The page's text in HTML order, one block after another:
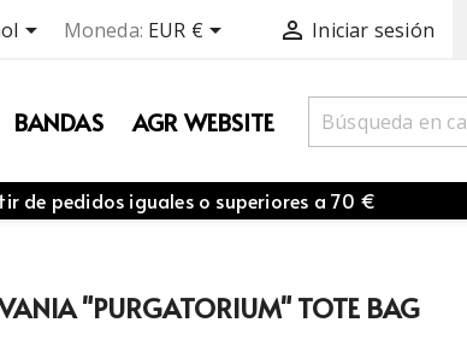
 Moneda: EUR €  Iniciar sesión
BANDAS AGR WEBSITE
de pedidos iguales o superiores a 70 €
"PURGATORIUM" TOTE BAG